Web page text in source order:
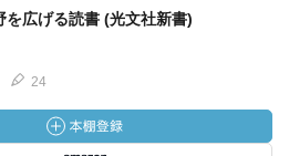
を広げる読書 (光文社新書)
24